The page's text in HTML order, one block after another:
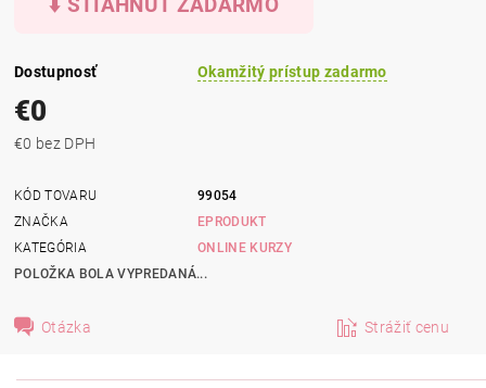
⬇️ STIAHNUŤ ZADARMO
Dostupnosť Okamžitý prístup zadarmo
€0
€0 bez DPH
KÓD TOVARU
99054
ZNAČKA
EPRODUKT
KATEGÓRIA
ONLINE KURZY
POLOŽKA BOLA VYPREDANÁ...
Otázka Strážiť cenu